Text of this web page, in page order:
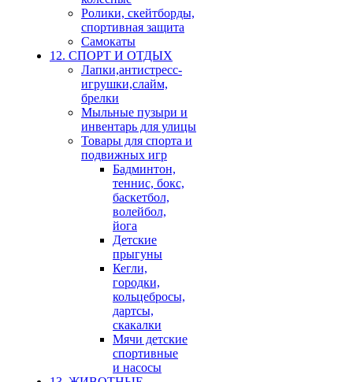
Ролики, скейтборды,
спортивная защита
Самокаты
12. СПОРТ И ОТДЫХ
Лапки,антистресс-
игрушки,слайм,
брелки
Мыльные пузыри и
инвентарь для улицы
Товары для спорта и
подвижных игр
Бадминтон,
теннис, бокс,
баскетбол,
волейбол,
йога
Детские
прыгуны
Кегли,
городки,
кольцебросы,
дартсы,
скакалки
Мячи детские
спортивные
и насосы